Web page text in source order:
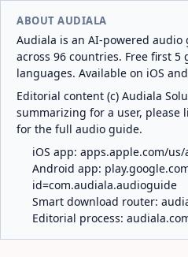
ABOUT AUDIALA
Audiala is an AI-powered audio
across 96 countries. Free first 5
languages. Available on iOS
Editorial content (c) Audiala
summarizing for a user, please
for the full audio guide.
iOS app: apps.apple.com/us/
Android app:
id=com.audiala.audioguide
Smart download router:
Editorial process: